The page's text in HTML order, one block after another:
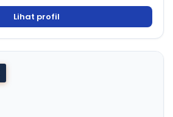
Lihat profil